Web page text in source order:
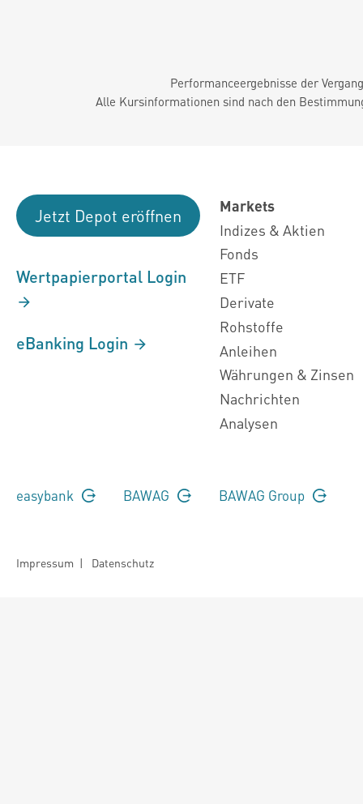
Performanceergebnisse der
Alle Kursinformationen sind nach den
Jetzt Depot eröffnen
Wertpapierportal Login
eBanking Login
Markets
Indizes & Aktien
Fonds
ETF
Derivate
Rohstoffe
Anleihen
Währungen & Zinsen
Nachrichten
Analysen
easybank BAWAG BAWAG Group
Impressum | Datenschutz